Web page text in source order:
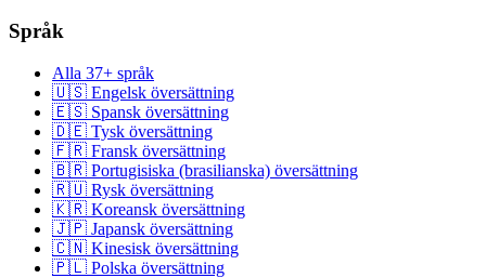
Språk
Alla 37+ språk
🇺🇸 Engelsk översättning
🇪🇸 Spansk översättning
🇩🇪 Tysk översättning
🇫🇷 Fransk översättning
🇧🇷 Portugisiska (brasilianska) översättning
🇷🇺 Rysk översättning
🇰🇷 Koreansk översättning
🇯🇵 Japansk översättning
🇨🇳 Kinesisk översättning
🇵🇱 Polska översättning